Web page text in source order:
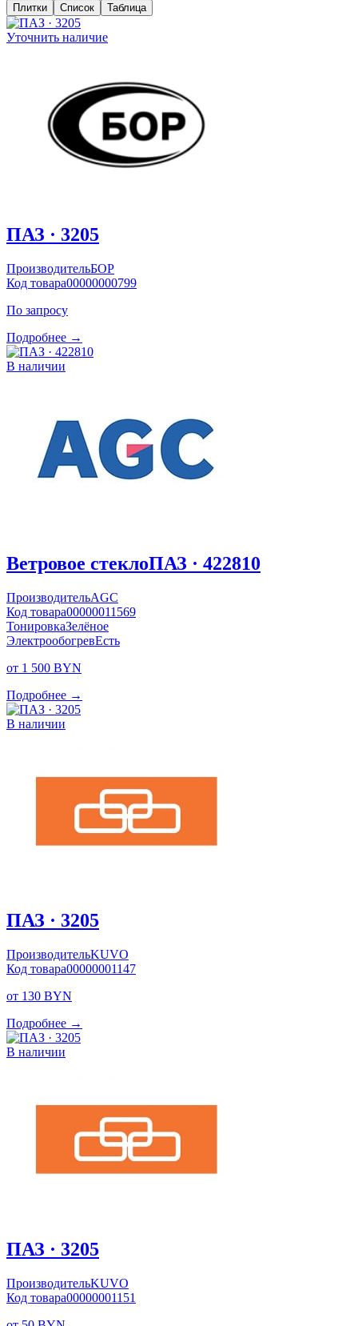
Плитки Список Таблица
Уточнить наличие
ПАЗ · 3205
ПроизводительБОР
Код товара00000000799
По запросу
Подробнее →
В наличии
Ветровое стеклоПАЗ · 422810
ПроизводительAGC
Код товара00000011569
ТонировкаЗелёное
ЭлектрообогревЕсть
от 1 500 BYN
Подробнее →
В наличии
ПАЗ · 3205
ПроизводительKUVO
Код товара00000001147
от 130 BYN
Подробнее →
В наличии
ПАЗ · 3205
ПроизводительKUVO
Код товара00000001151